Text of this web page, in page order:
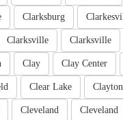
Clarksburg
Clarksville
Clarksville
Clay Center
Clay
Clayton
Clear Lake
Cleveland
Cleveland